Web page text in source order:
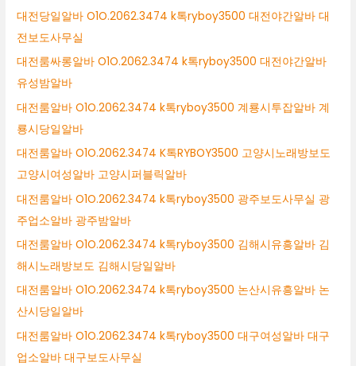
대전당일알바 O1O.2062.3474 k톡ryboy3500 대전야간알바 대
전보도사무실
대전룸싸롱알바 O1O.2062.3474 k톡ryboy3500 대전야간알바
유성밤알바
대전룸알바 O1O.2062.3474 k톡ryboy3500 계룡시투잡알바 계
룡시당일알바
대전룸알바 O1O.2062.3474 K톡RYBOY3500 고양시노래방보도
고양시여성알바 고양시퍼블릭알바
대전룸알바 O1O.2062.3474 k톡ryboy3500 광주보도사무실 광
주업소알바 광주밤알바
대전룸알바 O1O.2062.3474 k톡ryboy3500 김해시유흥알바 김
해시노래방보도 김해시당일알바
대전룸알바 O1O.2062.3474 k톡ryboy3500 논산시유흥알바 논
산시당일알바
대전룸알바 O1O.2062.3474 k톡ryboy3500 대구여성알바 대구
업소알바 대구보도사무실